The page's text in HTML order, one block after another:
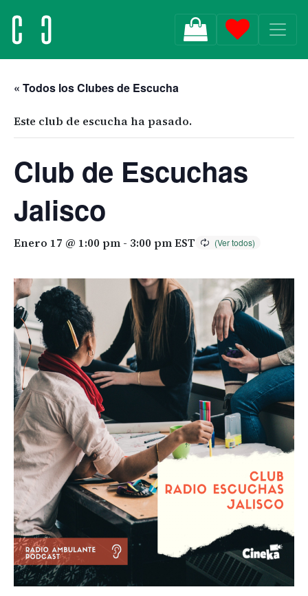
MAIN NAVIGATION
« Todos los Clubes de Escucha
Este club de escucha ha pasado.
Club de Escuchas
Jalisco
Enero 17 @ 1:00 pm - 3:00 pmEST